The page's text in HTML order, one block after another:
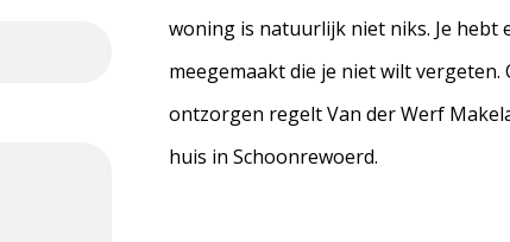
woning is natuurlijk niet niks. Je hebt
meegemaakt die je niet wilt vergeten.
ontzorgen regelt Van der Werf
huis in Schoonrewoerd.